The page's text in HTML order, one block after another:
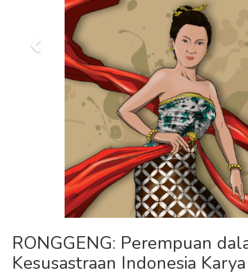
RONGGENG: Perempuan
Kesusastraan Indonesia